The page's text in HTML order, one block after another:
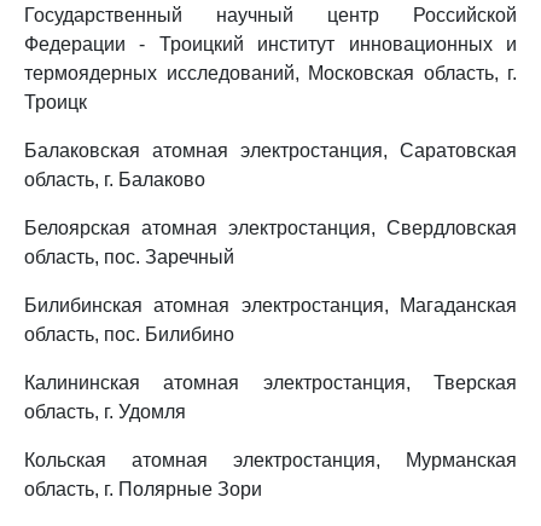
Государственный научный центр Российской
Федерации - Троицкий институт инновационных и
термоядерных исследований, Московская область, г.
Троицк
Балаковская атомная электростанция, Саратовская
область, г. Балаково
Белоярская атомная электростанция, Свердловская
область, пос. Заречный
Билибинская атомная электростанция, Магаданская
область, пос. Билибино
Калининская атомная электростанция, Тверская
область, г. Удомля
Кольская атомная электростанция, Мурманская
область, г. Полярные Зори